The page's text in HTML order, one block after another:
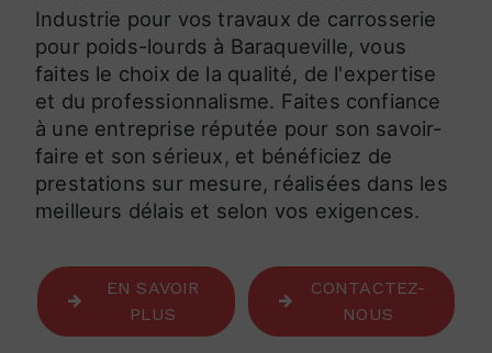
Industrie pour vos travaux de carrosserie
pour poids-lourds à Baraqueville, vous
faites le choix de la qualité, de l'expertise
et du professionnalisme. Faites confiance
à une entreprise réputée pour son savoir-
faire et son sérieux, et bénéficiez de
prestations sur mesure, réalisées dans les
meilleurs délais et selon vos exigences.
EN SAVOIR
PLUS
CONTACTEZ-
NOUS